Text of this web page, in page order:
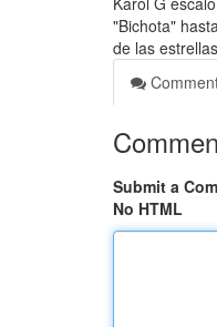
"Bichota"
de las estrellas
Submit a
No HTML